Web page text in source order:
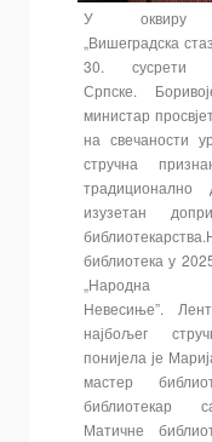
У оквиру
„Вишеградска
30. сусрети
Српске.
министар
на свечаности
стручна
традиционално
изузетан
библиотека у
„Народна
Невесиње”.
најбољег
понијела је
мастер
библиотекар
Матичне